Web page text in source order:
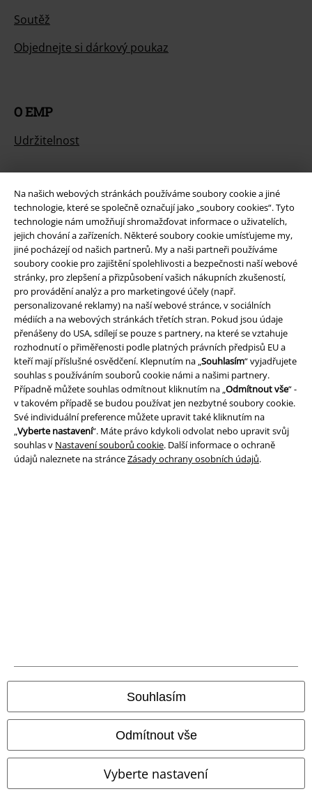
Na našich webových stránkách používáme soubory cookie a jiné
technologie, které se společně označují jako „soubory cookies“. Tyto
technologie nám umožňují shromažďovat informace o uživatelích,
jejich chování a zařízeních. Některé soubory cookie umísťujeme my,
jiné pocházejí od našich partnerů. My a naši partneři používáme
soubory cookie pro zajištění spolehlivosti a bezpečnosti naší webové
stránky, pro zlepšení a přizpůsobení vašich nákupních zkušeností,
pro provádění analýz a pro marketingové účely (např.
personalizované reklamy) na naší webové stránce, v sociálních
médiích a na webových stránkách třetích stran. Pokud jsou údaje
přenášeny do USA, sdílejí se pouze s partnery, na které se vztahuje
rozhodnutí o přiměřenosti podle platných právních předpisů EU a
kteří mají příslušné osvědčení. Klepnutím na „Souhlasím“ vyjadřujete
souhlas s používáním souborů cookie námi a našimi partnery.
Případně můžete souhlas odmítnout kliknutím na „Odmítnout vše“ -
v takovém případě se budou používat jen nezbytné soubory cookie.
Své individuální preference můžete upravit také kliknutím na
„Vyberte nastavení“. Máte právo kdykoli odvolat nebo upravit svůj
souhlas v Nastavení souborů cookie. Další informace o ochraně
údajů naleznete na stránceZásady ochrany osobních údajů.
Souhlasím
Odmítnout vše
Vyberte nastavení
Soutěž
Objednejte si dárkový poukaz
O EMP
Udržitelnost
Staňte se součástí komunity!
Způsoby platby
A Warner Music Group Company